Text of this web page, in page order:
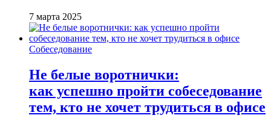
7 марта 2025
Собеседование
Не белые воротнички:
как успешно пройти собеседование
тем, кто не хочет трудиться в офисе